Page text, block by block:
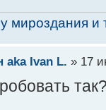
мироздания и
aka Ivan L. » 17
так?